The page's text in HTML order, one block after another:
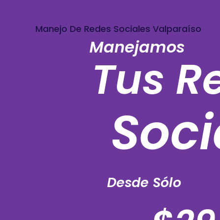
Manejo De Redes Sociales Valparaíso
Manejamos
Desde Sólo
Tus